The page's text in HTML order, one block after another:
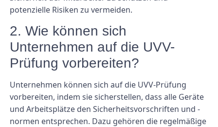
potenzielle Risiken zu vermeiden.
2. Wie können sich
Unternehmen auf die UVV-
Prüfung vorbereiten?
Unternehmen können sich auf die UVV-Prüfung
vorbereiten, indem sie sicherstellen, dass alle Geräte
und Arbeitsplätze den Sicherheitsvorschriften und -
normen entsprechen. Dazu gehören die regelmäßige